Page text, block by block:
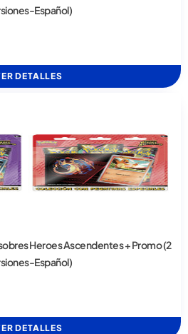
Español)
DETALLES
Heroes Ascendentes + Promo (2
Español)
DETALLES